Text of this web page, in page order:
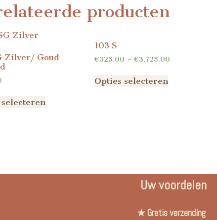
producten
Zilver/ Goud
103 S
€325.00 –€3,725.00
Opties selecteren
Uw voordelen
★ Gratis verzending